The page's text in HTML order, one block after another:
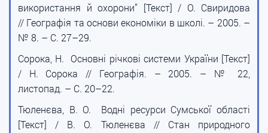
використання й охорони” [Текст] / О. Свиридова
// Географія та основи економіки в школі. – 2005. –
№ 8. – С. 27–29.
Сорока, Н. Основні річкові системи України [Текст]
/ Н. Сорока // Географія. – 2005. – № 22,
листопад. – С. 20–22.
Тюленєва, В. О. Водні ресурси Сумської області
[Текст] / В. О. Тюленєва // Стан природного